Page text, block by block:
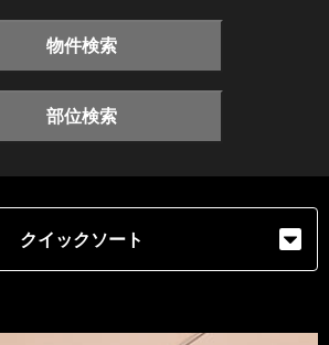
物件検索
部位検索
クイックソート